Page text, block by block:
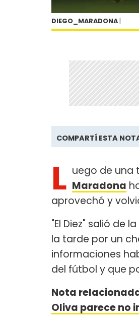
DIEGO_MARADONA |
COMPARTÍ ESTA
L uego de una
Maradona
aprovechó y
"El Diez" salió de
la tarde por un
informaciones
del fútbol y que
Nota
Oliva parece no